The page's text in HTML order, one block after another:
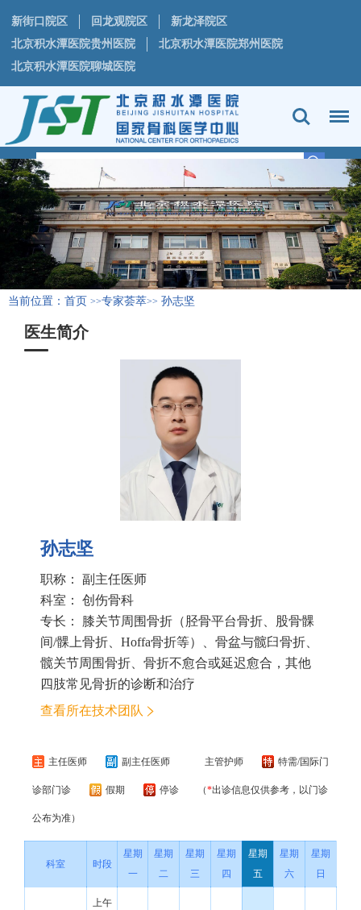
新街口院区 回龙观院区
新龙泽院区
北京积水潭医院贵州医院
北京积水潭医院郑州医院
北京积水潭医院聊城医院
当前位置： 首页 >>专家荟萃>> 孙志坚
医生简介
孙志坚
职称： 副主任医师
科室： 创伤骨科
专长： 膝关节周围骨折（胫骨平台骨折、股骨髁
间/髁上骨折、Hoffa骨折等）、骨盆与髋臼骨折、
髋关节周围骨折、骨折不愈合或延迟愈合，其他
四肢常见骨折的诊断和治疗
查看所在技术团队
主任医师 副主任医师 主管护师 特需/国际门
诊部门诊 假期 停诊 （*出诊信息仅供参考，以门诊
公布为准）
科室 时段
星期
一
星期
二
星期
三
星期
四
星期
五
星期
六
星期
日
上午